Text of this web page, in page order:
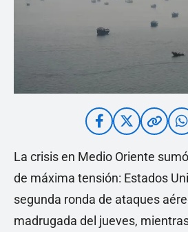
La crisis en Medio Oriente
de máxima tensión: Estados
segunda ronda de ataques
madrugada del jueves,